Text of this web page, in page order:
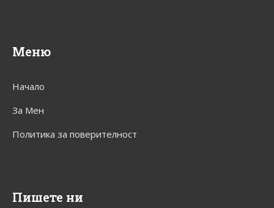
Меню
Начало
За Мен
Политика за поверителност
Пишете ни